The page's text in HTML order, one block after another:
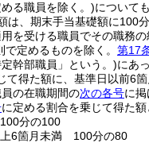
る職員を除く。)について
は、期末手当基礎額に100
を受ける職員でその職務
で定めるものを除く。 第17
幹部職員」という。)にあ
て得た額に、基準日以前6
の在職期間の次の各号に
に定める割合を乗じて得た額
分の100
6箇月未満 100分の80